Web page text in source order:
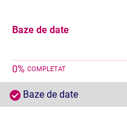
Baze de date
0% COMPLETAT
Baze de date
Baze